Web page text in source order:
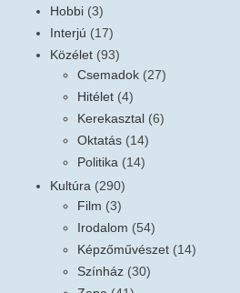
Hobbi (3)
Interjú (17)
Közélet (93)
Csemadok (27)
Hitélet (4)
Kerekasztal (6)
Oktatás (14)
Politika (14)
Kultúra (290)
Film (3)
Irodalom (54)
Képzőművészet (14)
Színház (30)